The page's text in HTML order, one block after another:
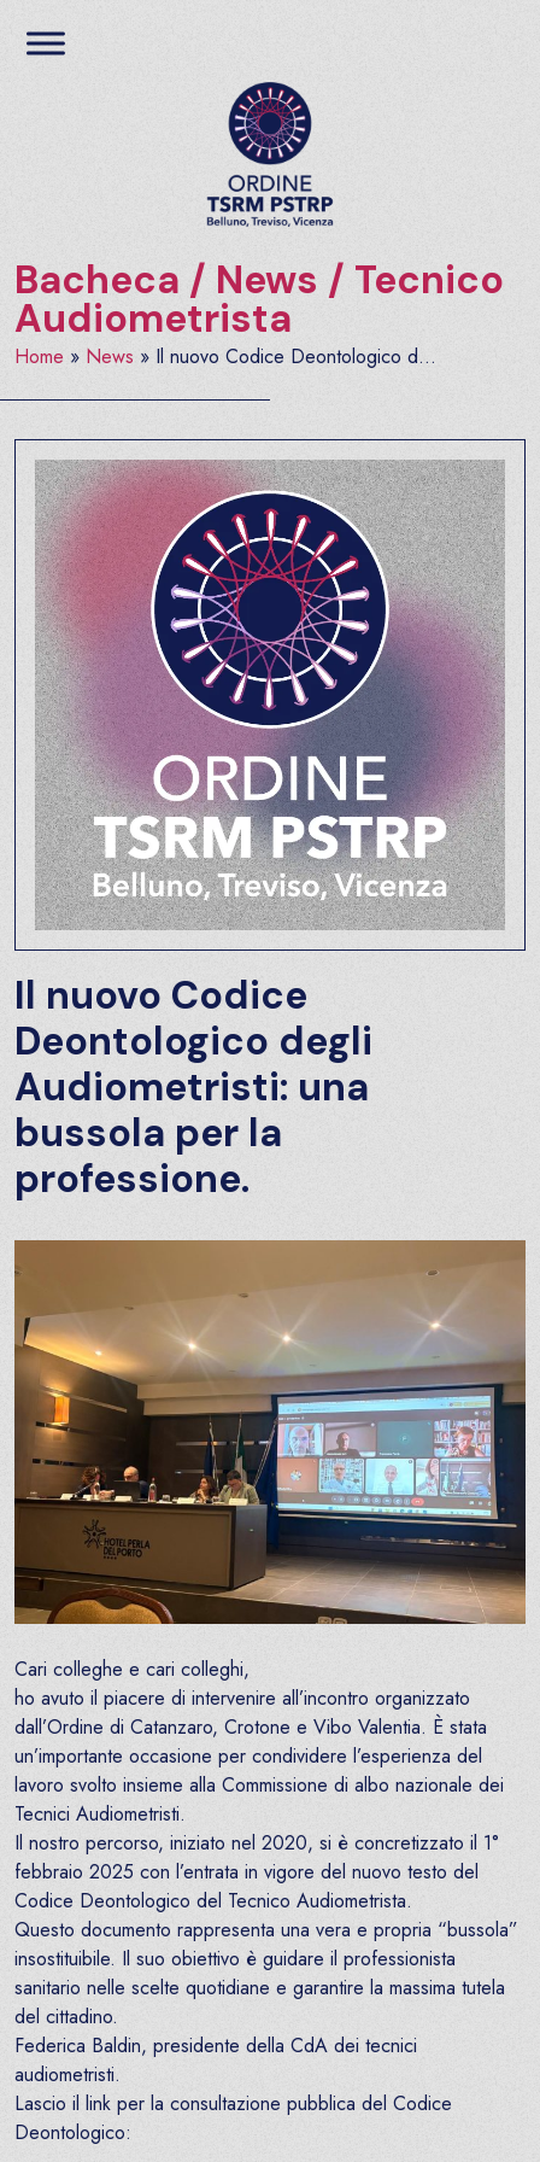
Bacheca / News / Tecnico
Audiometrista
Home » News » Il nuovo Codice Deontologico d...
Il nuovo Codice
Deontologico degli
Audiometristi: una
bussola per la
professione.
Cari colleghe e cari colleghi,
ho avuto il piacere di intervenire all’incontro organizzato
dall’Ordine di Catanzaro, Crotone e Vibo Valentia. È stata
un’importante occasione per condividere l’esperienza del
lavoro svolto insieme alla Commissione di albo nazionale dei
Tecnici Audiometristi.
Il nostro percorso, iniziato nel 2020, si è concretizzato il 1°
febbraio 2025 con l’entrata in vigore del nuovo testo del
Codice Deontologico del Tecnico Audiometrista.
Questo documento rappresenta una vera e propria “bussola”
insostituibile. Il suo obiettivo è guidare il professionista
sanitario nelle scelte quotidiane e garantire la massima tutela
del cittadino.
Federica Baldin, presidente della CdA dei tecnici
audiometristi.
Lascio il link per la consultazione pubblica del Codice
Deontologico: